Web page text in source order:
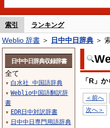
索引 ランキング
Weblio 辞書 ＞ 日中中日辞典 ＞
「R」
＜前へ
次へ＞
日中中日辞典収録辞書
全て
▼ 白水社 中国語辞典
▼ Weblio中国語翻訳辞
書
▼ EDR日中対訳辞書
▼ 日中中日専門用語辞典